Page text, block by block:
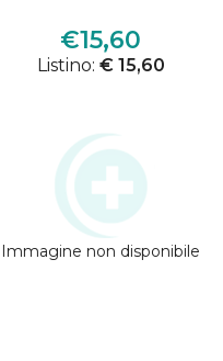
€15,60
Listino: € 15,60
Immagine non disponibile